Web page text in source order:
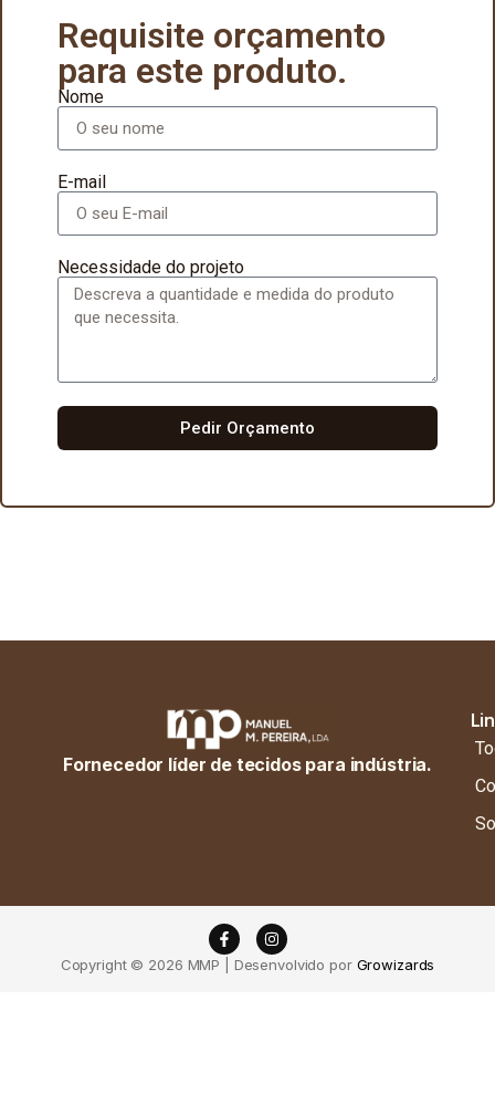
Requisite orçamento
para este produto.
Nome
E-mail
Necessidade do projeto
Pedir Orçamento
Fornecedor líder de tecidos para indústria.
Copyright © 2026 MMP | Desenvolvido por Growizards